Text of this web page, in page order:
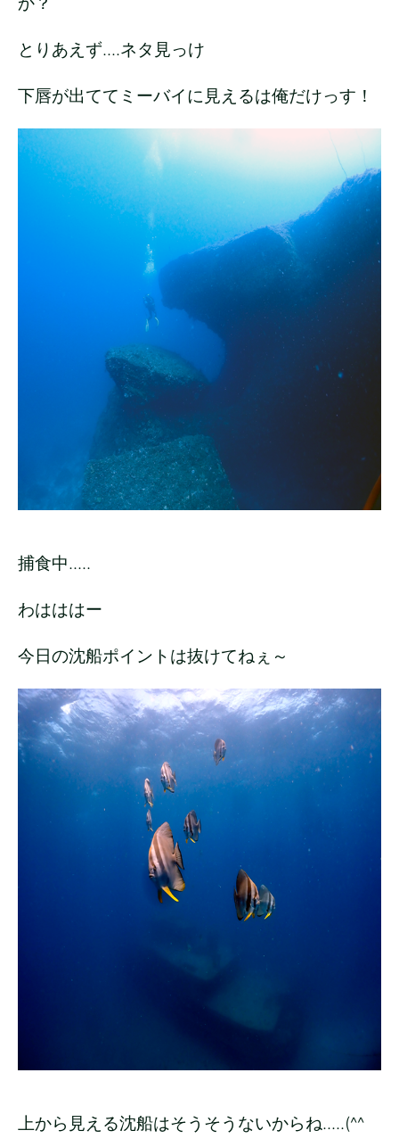
とりあえず....ネタ見っけ
下唇が出ててミーバイに見えるは俺だけっす！
捕食中.....
わはははー
今日の沈船ポイントは抜けてねぇ～
上から見える沈船はそうそうないからね.....(^^